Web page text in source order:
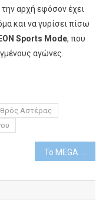
αρχή εφόσον έχει
και να γυρίσει πίσω
Sports Mode, που
αγώνες.
Αστέρας